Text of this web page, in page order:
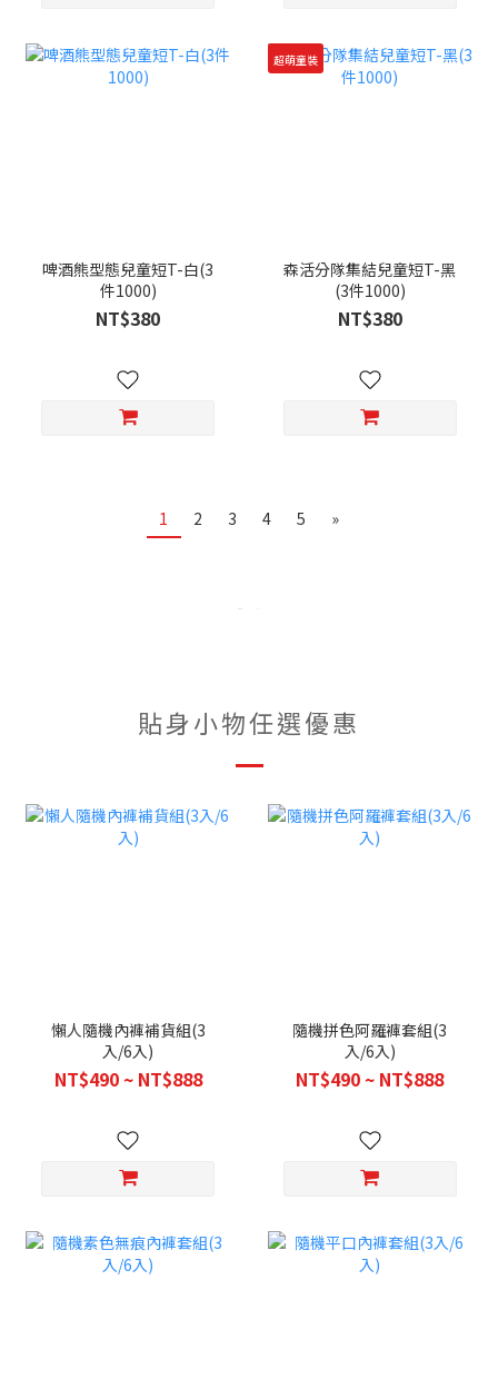
啤酒熊型態兒童短T-白(3
件1000)
NT$380
超萌童裝
森活分隊集結兒童短T-黑
(3件1000)
NT$380
1 2 3 4 5 »
貼身小物任選優惠
懶人隨機內褲補貨組(3
入/6入)
NT$490 ~ NT$888
隨機拼色阿羅褲套組(3
入/6入)
NT$490 ~ NT$888